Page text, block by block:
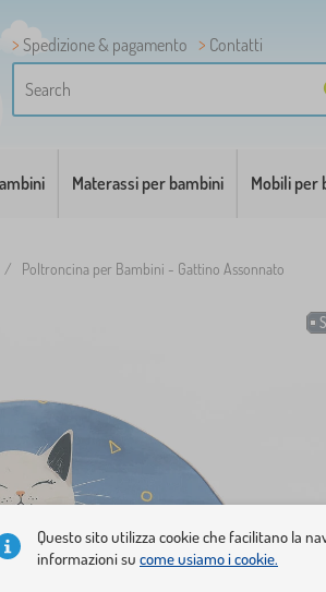
Spedizione & pagamento
Contatti
Materassi per bambini Mobili per
/ Poltroncina per Bambini - Gattino Assonnato
Questo sito utilizza cookie che facilitano la
informazioni su come usiamo i cookie.